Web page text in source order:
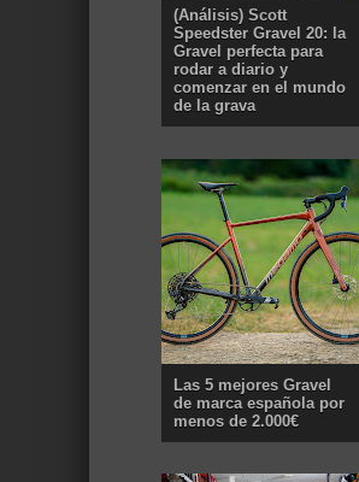
(Análisis) Scott
Speedster Gravel 20: la
Gravel perfecta para
rodar a diario y
comenzar en el mundo
de la grava
Las 5 mejores Gravel
de marca española por
menos de 2.000€